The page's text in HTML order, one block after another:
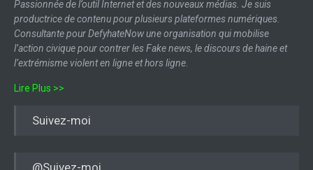
Passionnée de l’outil Internet et des nouveaux médias. Je suis
productrice de contenu pour plusieurs plateformes numériques.
Consultante pour DefyhateNow une organisation qui mobilise
l’action civique pour contrer les Fake news, le discours de haine et
l’extrémisme violent en ligne et hors ligne.
Lire Plus >>
Suivez-moi